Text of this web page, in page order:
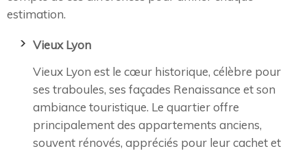
estimation.
Vieux Lyon
Vieux Lyon est le cœur historique, célèbre pour
ses traboules, ses façades Renaissance et son
ambiance touristique. Le quartier offre
principalement des appartements anciens,
souvent rénovés, appréciés pour leur cachet et